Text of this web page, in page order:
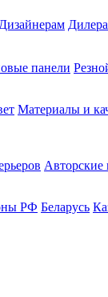
Дизайнерам
панели
Материалы и
Авторские
РФ Беларусь